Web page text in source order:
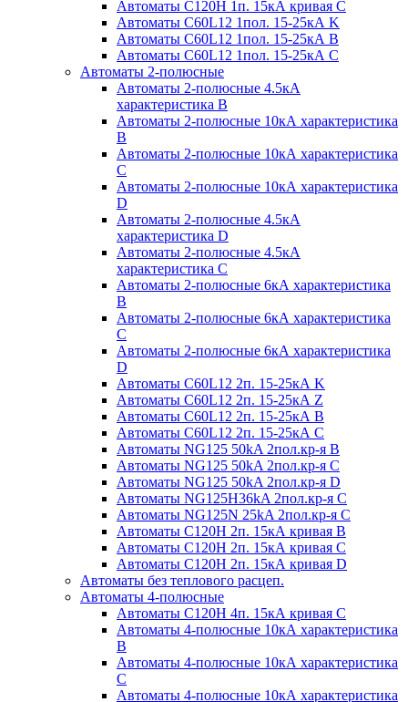
Автоматы С120H 1п. 15кА кривая С
Автоматы С60L12 1пол. 15-25кА K
Автоматы С60L12 1пол. 15-25кА В
Автоматы С60L12 1пол. 15-25кА С
Автоматы 2-полюсные
Автоматы 2-полюсные 4.5кА
характеристика В
Автоматы 2-полюсные 10кА характеристика
B
Автоматы 2-полюсные 10кА характеристика
C
Автоматы 2-полюсные 10кА характеристика
D
Автоматы 2-полюсные 4.5кА
характеристика D
Автоматы 2-полюсные 4.5кА
характеристика С
Автоматы 2-полюсные 6кА характеристика
B
Автоматы 2-полюсные 6кА характеристика
C
Автоматы 2-полюсные 6кА характеристика
D
Автоматы C60L12 2п. 15-25кА K
Автоматы C60L12 2п. 15-25кА Z
Автоматы C60L12 2п. 15-25кА B
Автоматы C60L12 2п. 15-25кА C
Автоматы NG125 50kA 2пол.кр-я B
Автоматы NG125 50kA 2пол.кр-я C
Автоматы NG125 50kA 2пол.кр-я D
Автоматы NG125H36kA 2пол.кр-я C
Автоматы NG125N 25kA 2пол.кр-я C
Автоматы С120H 2п. 15кА кривая B
Автоматы С120H 2п. 15кА кривая C
Автоматы С120H 2п. 15кА кривая D
Автоматы без теплового расцеп.
Автоматы 4-полюсные
Автоматы С120H 4п. 15кА кривая C
Автоматы 4-полюсные 10кА характеристика
B
Автоматы 4-полюсные 10кА характеристика
C
Автоматы 4-полюсные 10кА характеристика